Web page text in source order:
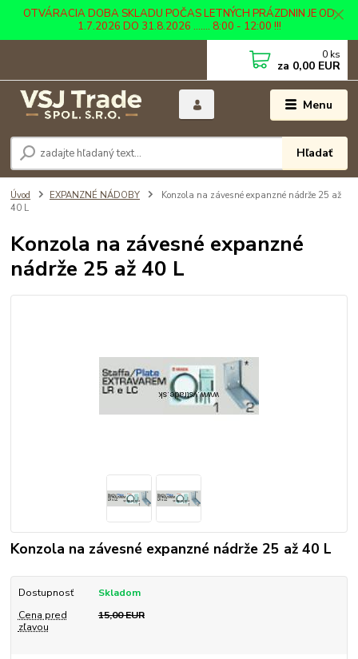
OTVÁRACIA DOBA SKLADU POČAS LETNÝCH PRÁZDNIN JE OD
1.7.2026 DO 31.8.2026 ....... 8:00 - 12:00 !!!
Menu
Hľadať
0 ks
za 0,00 EUR
Úvod EXPANZNÉ NÁDOBY
Konzola na závesné expanzné nádrže 25 až
40 L
Konzola na závesné expanzné
nádrže 25 až 40 L
Konzola na závesné expanzné nádrže 25 až 40 L
Dostupnosť
Skladom
Cena pred
zľavou
15,00 EUR